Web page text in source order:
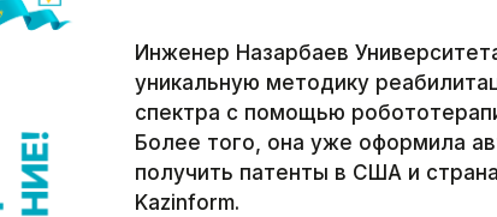
Инженер Назарбаев
уникальную методику
спектра с помощью
Более того, она уже оформила
получить патенты в США и
Kazinform.